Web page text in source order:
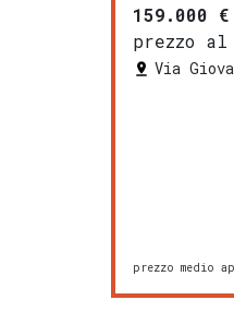
159.000 €
prezzo al
Via
prezzo medio